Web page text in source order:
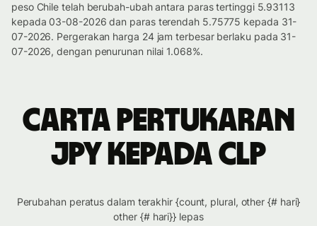
peso Chile telah berubah-ubah antara paras tertinggi 5.93113
kepada 03-08-2026 dan paras terendah 5.75775 kepada 31-
07-2026. Pergerakan harga 24 jam terbesar berlaku pada 31-
07-2026, dengan penurunan nilai 1.068%.
Carta pertukaran
JPY kepada CLP
Perubahan peratus dalam terakhir {count, plural, other {# hari}
other {# hari}} lepas